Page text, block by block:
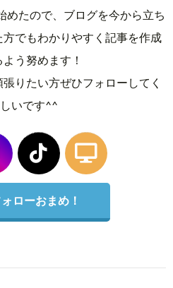
たので、ブログを今から立ち
方でもわかりやすく記事を作成
う努めます！
りたい方ぜひフォローしてく
しいです^^
ローおまめ！